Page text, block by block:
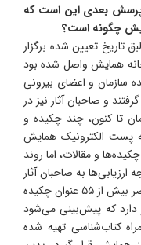
بعدی این است که
چگونه است؟
همایش طبق تاریخ تعیین شده برگزار
مقاله به دبیرخانه همایش واصل شده بود
سازمان و اعضای بیرونی
و صاحبان آثار نیز در
تا کنون، چند چکیده و
پست الکترونیک همایش
و مقالات، اما روند
ارزیابی‌ها به صاحبان آثار
منعکس گردید. بر همین اساس، در حال حاضر بیش از ۵۵ عنوان چکیده
دارد که پیش‌بینی می‌شود
کتاب‌‌شناسی تهیه شده